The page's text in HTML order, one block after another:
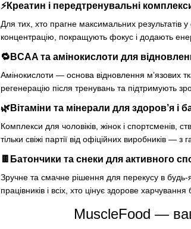
⚡Креатин і передтренувальні
Для тих, хто прагне максимальних результатів
концентрацію, покращують фокус і додають
🔁 BCAA та амінокислоти для
Амінокислоти — основа відновлення м’язових
регенерацію після тренувань та підтримують
🌿Вітаміни та мінерали для здоров’я і
Комплекси для чоловіків, жінок і спортсменів,
тільки свіжі партії від офіційних виробників —
🍫 Батончики та снеки для активного
Зручне та смачне рішення для перекусу в будь-
працівників і всіх, хто цінує здорове
MuscleFood — ваш